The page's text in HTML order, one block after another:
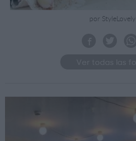
por StyleLovely